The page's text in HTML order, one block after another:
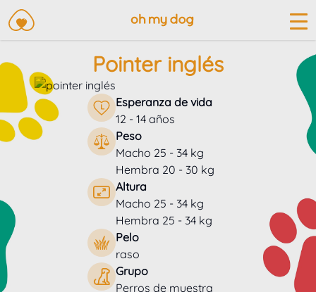
Pointer inglés
Esperanza de vida
12 - 14 años
Peso
Macho 25 - 34 kg
Hembra 20 - 30 kg
Altura
Macho 25 - 34 kg
Hembra 25 - 34 kg
Pelo
raso
Grupo
Perros de muestra